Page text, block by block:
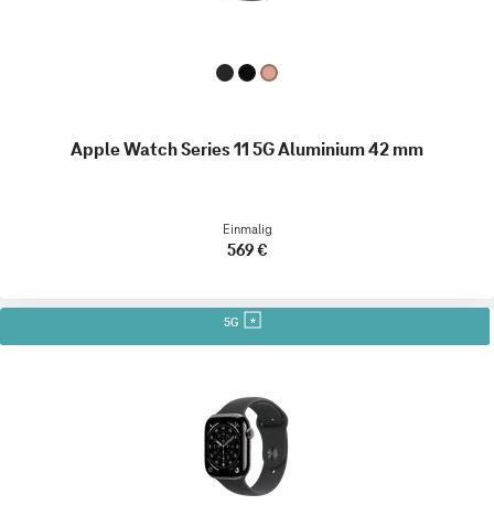
Apple Watch Series 11 5G Aluminium 42 mm
Einmalig
569 €
5G